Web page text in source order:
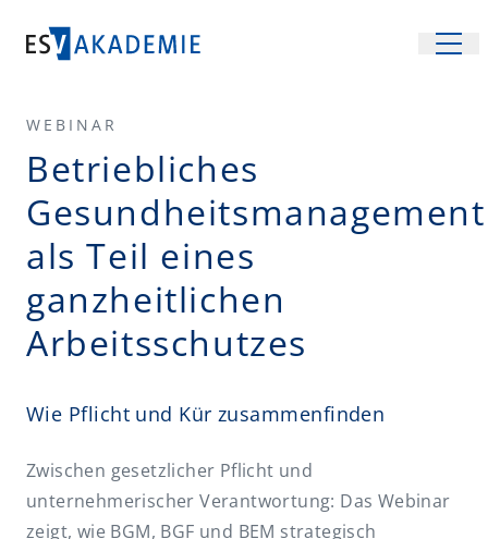
Veranstaltungen
Fachgebiete
Recht
Steuern
Management und Wirtschaft
Betriebssicherheit
Arbeitsschutz
Energiewirtschaftsrecht
Erbrecht und Nachfolge
Inhouse-Schulungen
Location
Unsere Räume
Räume mieten
Über uns
Partner
Kontakt
Newsletter
WEBINAR
Betriebliches
Gesundheitsmanagement
als Teil eines
ganzheitlichen
Arbeitsschutzes
Wie Pflicht und Kür zusammenfinden
Zwischen gesetzlicher Pflicht und
unternehmerischer Verantwortung: Das Webinar
zeigt, wie BGM, BGF und BEM strategisch